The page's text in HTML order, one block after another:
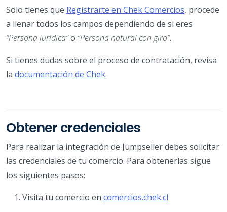
Solo tienes que Registrarte en Chek Comercios, procede
a llenar todos los campos dependiendo de si eres
“Persona jurídica”o “Persona natural con giro”.
Si tienes dudas sobre el proceso de contratación, revisa
la documentación de Chek.
Obtener credenciales
Para realizar la integración de Jumpseller debes solicitar
las credenciales de tu comercio. Para obtenerlas sigue
los siguientes pasos:
Visita tu comercio en comercios.chek.cl